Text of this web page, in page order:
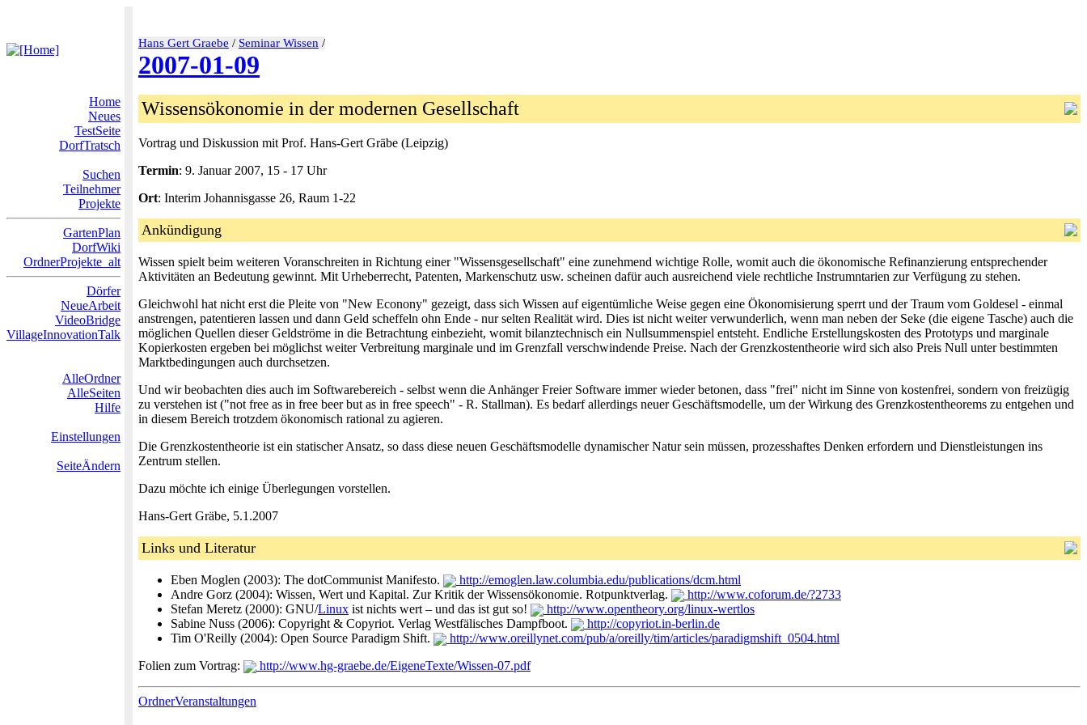
Hans Gert Graebe / Seminar Wissen /
2007-01-09
Home
Neues
TestSeite
DorfTratsch
Suchen
Teilnehmer
Projekte
GartenPlan
DorfWiki
OrdnerProjekte_alt
Dörfer
NeueArbeit
VideoBridge
VillageInnovationTalk
AlleOrdner
AlleSeiten
Hilfe
Einstellungen
SeiteÄndern
Wissensökonomie in der modernen Gesellschaft
Vortrag und Diskussion mit Prof. Hans-Gert Gräbe (Leipzig)
Termin: 9. Januar 2007, 15 - 17 Uhr
Ort: Interim Johannisgasse 26, Raum 1-22
Ankündigung
Wissen spielt beim weiteren Voranschreiten in Richtung einer "Wissensgesellschaft" eine zunehmend wichtige Rolle, womit auch die ökonomische Refinanzierung entsprechender
Aktivitäten an Bedeutung gewinnt. Mit Urheberrecht, Patenten, Markenschutz usw. scheinen dafür auch ausreichend viele rechtliche Instrumntarien zur Verfügung zu stehen.
Gleichwohl hat nicht erst die Pleite von "New Econony" gezeigt, dass sich Wissen auf eigentümliche Weise gegen eine Ökonomisierung sperrt und der Traum vom Goldesel - einmal
anstrengen, patentieren lassen und dann Geld scheffeln ohn Ende - nur selten Realität wird. Dies ist nicht weiter verwunderlich, wenn man neben der Seke (die eigene Tasche) auch die
möglichen Quellen dieser Geldströme in die Betrachtung einbezieht, womit bilanztechnisch ein Nullsummenspiel entsteht. Endliche Erstellungskosten des Prototyps und marginale
Kopierkosten ergeben bei möglichst weiter Verbreitung marginale und im Grenzfall verschwindende Preise. Nach der Grenzkostentheorie wird sich also Preis Null unter bestimmten
Marktbedingungen auch durchsetzen.
Und wir beobachten dies auch im Softwarebereich - selbst wenn die Anhänger Freier Software immer wieder betonen, dass "frei" nicht im Sinne von kostenfrei, sondern von freizügig
zu verstehen ist ("not free as in free beer but as in free speech" - R. Stallman). Es bedarf allerdings neuer Geschäftsmodelle, um der Wirkung des Grenzkostentheorems zu entgehen und
in diesem Bereich trotzdem ökonomisch rational zu agieren.
Die Grenzkostentheorie ist ein statischer Ansatz, so dass diese neuen Geschäftsmodelle dynamischer Natur sein müssen, prozesshaftes Denken erfordern und Dienstleistungen ins
Zentrum stellen.
Dazu möchte ich einige Überlegungen vorstellen.
Hans-Gert Gräbe, 5.1.2007
Links und Literatur
Eben Moglen (2003): The dotCommunist Manifesto.
http://emoglen.law.columbia.edu/publications/dcm.html
Andre Gorz (2004): Wissen, Wert und Kapital. Zur Kritik der Wissensökonomie. Rotpunktverlag.
http://www.coforum.de/?2733
Stefan Meretz (2000): GNU/Linux ist nichts wert – und das ist gut so!
http://www.opentheory.org/linux-wertlos
Sabine Nuss (2006): Copyright & Copyriot. Verlag Westfälisches Dampfboot.
http://copyriot.in-berlin.de
Tim O'Reilly (2004): Open Source Paradigm Shift.
http://www.oreillynet.com/pub/a/oreilly/tim/articles/paradigmshift_0504.html
Folien zum Vortrag:
http://www.hg-graebe.de/EigeneTexte/Wissen-07.pdf
OrdnerVeranstaltungen